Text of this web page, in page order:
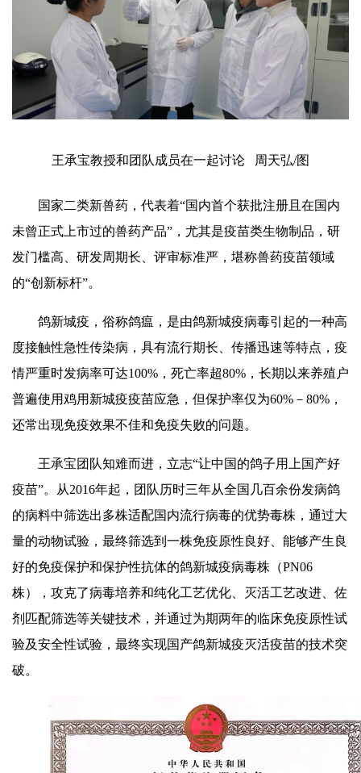
王承宝教授和团队成员在一起讨论 周天弘/图
国家二类新兽药，代表着“国内首个获批注册且在国内
未曾正式上市过的兽药产品”，尤其是疫苗类生物制品，研
发门槛高、研发周期长、评审标准严，堪称兽药疫苗领域
的“创新标杆”。
鸽新城疫，俗称鸽瘟，是由鸽新城疫病毒引起的一种高
度接触性急性传染病，具有流行期长、传播迅速等特点，疫
情严重时发病率可达100%，死亡率超80%，长期以来养殖户
普遍使用鸡用新城疫疫苗应急，但保护率仅为60%－80%，
还常出现免疫效果不佳和免疫失败的问题。
王承宝团队知难而进，立志“让中国的鸽子用上国产好
疫苗”。从2016年起，团队历时三年从全国几百余份发病鸽
的病料中筛选出多株适配国内流行病毒的优势毒株，通过大
量的动物试验，最终筛选到一株免疫原性良好、能够产生良
好的免疫保护和保护性抗体的鸽新城疫病毒株（PN06
株），攻克了病毒培养和纯化工艺优化、灭活工艺改进、佐
剂匹配筛选等关键技术，并通过为期两年的临床免疫原性试
验及安全性试验，最终实现国产鸽新城疫灭活疫苗的技术突
破。